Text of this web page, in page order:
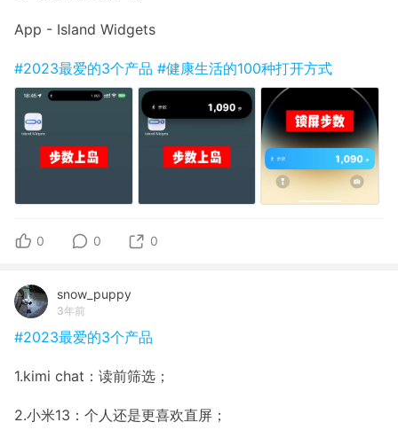
App - Island Widgets
#2023最爱的3个产品 #健康生活的100种打开方式
0 0 0
snow_puppy
3年前
#2023最爱的3个产品
1.kimi chat：读前筛选；
2.小米13：个人还是更喜欢直屏；